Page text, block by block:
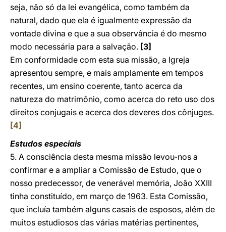
seja, não só da lei evangélica, como também da
natural, dado que ela é igualmente expressão da
vontade divina e que a sua observância é do mesmo
modo necessária para a salvação. [3]
Em conformidade com esta sua missão, a Igreja
apresentou sempre, e mais amplamente em tempos
recentes, um ensino coerente, tanto acerca da
natureza do matrimônio, como acerca do reto uso dos
direitos conjugais e acerca dos deveres dos cônjuges.
[4]
Estudos especiais
5. A consciência desta mesma missão levou-nos a
confirmar e a ampliar a Comissão de Estudo, que o
nosso predecessor, de venerável memória, João XXIII
tinha constituído, em março de 1963. Esta Comissão,
que incluía também alguns casais de esposos, além de
muitos estudiosos das várias matérias pertinentes,